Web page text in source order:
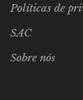
Políticas de
SAC
Sobre nós